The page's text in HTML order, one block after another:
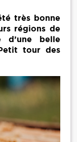
très bonne
régions de
d’une belle
tour des